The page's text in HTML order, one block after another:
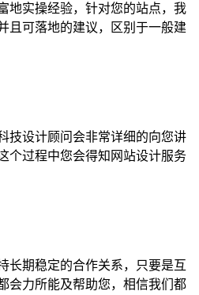
地实操经验，针对您的站点，我
且可落地的建议，区别于一般建
技设计顾问会非常详细的向您讲
个过程中您会得知网站设计服务
长期稳定的合作关系，只要是互
会力所能及帮助您，相信我们都